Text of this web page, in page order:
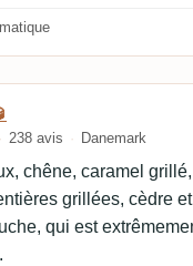
🥃
238 avis Danemark
chêne, caramel
grillées, cèdre
qui est